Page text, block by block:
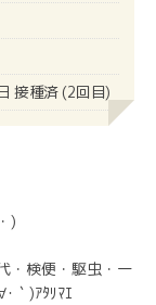
接種済 (2回目)
)
・検便・駆虫・一
｀)ｱﾀﾘﾏｴ